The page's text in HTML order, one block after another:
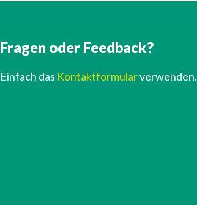
Fragen oder Feedback?
Einfach das Kontaktformularverwenden.